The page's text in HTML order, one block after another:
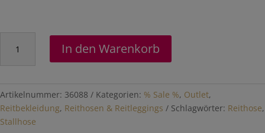
"Lina"
Menge
In den Warenkorb
Artikelnummer: 36088 Kategorien: % Sale %, Outlet,
Reitbekleidung, Reithosen & Reitleggings Schlagwörter: Reithose,
Stallhose